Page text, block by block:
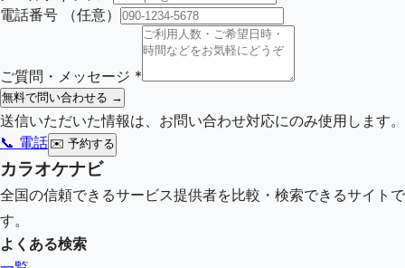
電話番号
（任意）
ご質問・メッセージ *
無料で問い合わせる →
送信いただいた情報は、お問い合わせ対応にのみ使用します。
📞 電話 ✉️ 予約する
カラオケナビ
全国の信頼できるサービス提供者を比較・検索できるサイトで
す。
よくある検索